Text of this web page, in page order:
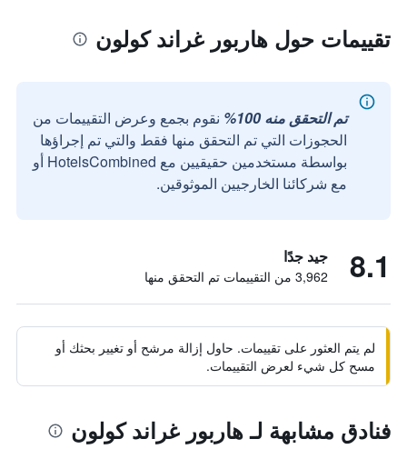
تقييمات حول هاربور غراند كولون
تم التحقق منه 100%
نقوم بجمع وعرض التقييمات من
الحجوزات التي تم التحقق منها فقط والتي تم إجراؤها
بواسطة مستخدمين حقيقيين مع HotelsCombined أو
مع شركائنا الخارجيين الموثوقين.
8.1 جيد جدًا
3,962 من التقييمات تم التحقق منها
لم يتم العثور على تقييمات. حاول إزالة مرشح أو تغيير بحثك أو
مسح كل شيء لعرض التقييمات.
فنادق مشابهة لـ هاربور غراند كولون